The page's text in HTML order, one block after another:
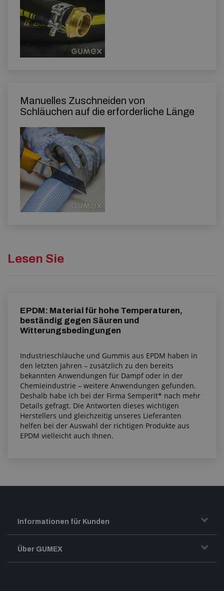
Manuelles Zuschneiden von
Schläuchen auf die erforderliche Länge
Lesen Sie
EPDM: Material für hohe Temperaturen,
beständig gegen Säuren und
Witterungsbedingungen
Industrieschläuche und Gummis aus EPDM haben in
den letzten Jahren – zusätzlich zu den bereits
bekannten Anwendungen für Dampf oder in der
Chemieindustrie – weitere Anwendungen gefunden.
Deshalb habe ich bei der Firma Semperit* nach mehr
Details gefragt. Die Antworten dieses wichtigen
Herstellers und gleichzeitig unseres Lieferanten
helfen bei der Auswahl der richtigen Produkte aus
EPDM vielleicht auch Ihnen.
Informationen für Kunden
Transport und Warenversand
Über GUMEX